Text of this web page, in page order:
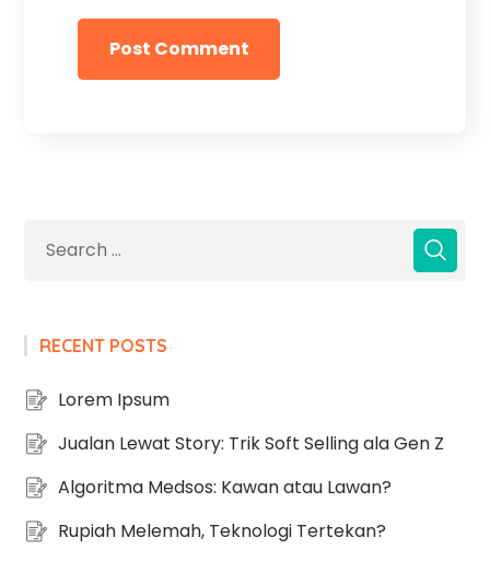
RECENT POSTS
Lorem Ipsum
Jualan Lewat Story: Trik Soft Selling ala Gen Z
Algoritma Medsos: Kawan atau Lawan?
Rupiah Melemah, Teknologi Tertekan?